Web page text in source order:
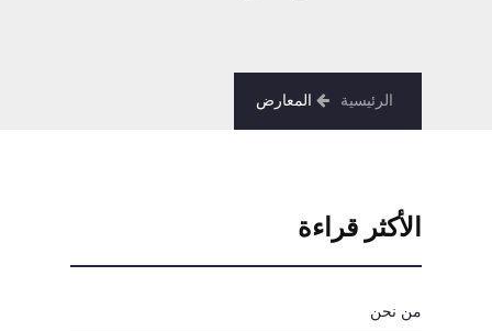
الرئيسية المعارض
الأكثر قراءة
من نحن